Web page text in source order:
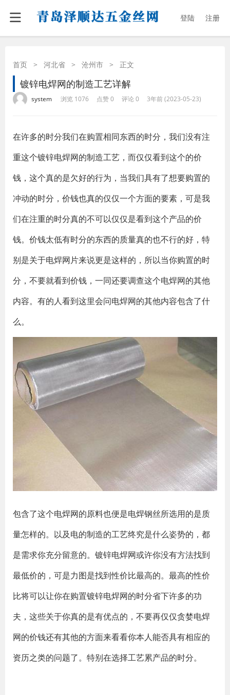
登陆 注册
首页 > 河北省 > 沧州市 > 正文
镀锌电焊网的制造工艺详解
system 浏览 1076 点赞 0 评论 0 3年前 (2023-05-23)
在许多的时分我们在购置相同东西的时分，我们没有注
重这个镀锌电焊网的制造工艺，而仅仅看到这个的价
钱，这个真的是欠好的行为，当我们具有了想要购置的
冲动的时分，价钱也真的仅仅一个方面的要素，可是我
们在注重的时分真的不可以仅仅是看到这个产品的价
钱。价钱太低有时分的东西的质量真的也不行的好，特
别是关于电焊网片来说更是这样的，所以当你购置的时
分，不要就看到价钱，一同还要调查这个电焊网的其他
内容。有的人看到这里会问电焊网的其他内容包含了什
么。
包含了这个电焊网的原料也便是电焊钢丝所选用的是质
量怎样的。以及电的制造的工艺终究是什么姿势的，都
是需求你充分留意的。镀锌电焊网或许你没有方法找到
最低价的，可是力图是找到性价比最高的。最高的性价
比将可以让你在购置镀锌电焊网的时分省下许多的功
夫，这些关于你真的是有优点的，不要再仅仅贪婪电焊
网的价钱还有其他的方面来看看你本人能否具有相应的
资历之类的问题了。特别在选择工艺累产品的时分。